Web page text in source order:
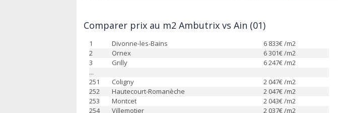
Comparer prix au m2 Ambutrix vs Ain (01)
1 Divonne-les-Bains 6 833€ /m2
2
Ornex 6 301€ /m2
3
Grilly 6 247€ /m2
...
251
Coligny 2 047€ /m2
252
Hautecourt-Romanèche 2 047€ /m2
253
Montcet 2 043€ /m2
254
Villemotier 2 037€ /m2